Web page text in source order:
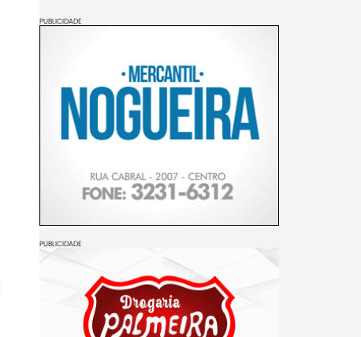
PUBLICIDADE
PUBLICIDADE